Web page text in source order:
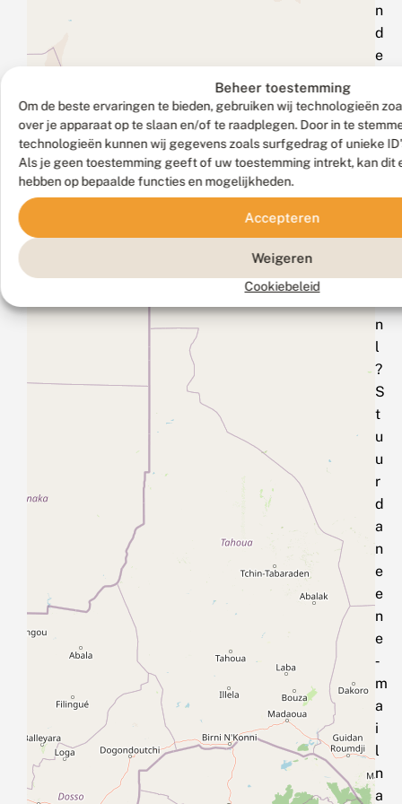
Beheer toestemming
Om de beste ervaringen te bieden, gebruiken wij technologieën
over je apparaat op te slaan en/of te raadplegen. Door in te
technologieën kunnen wij gegevens zoals surfgedrag of unieke
Als je geen toestemming geeft of uw toestemming intrekt, kan dit
hebben op bepaalde functies en mogelijkheden.
Accepteren
Weigeren
Cookiebeleid
n
d
e
s
t
i
c
i
g
n
l
?
S
t
u
u
r
d
a
n
e
e
n
e
‑
m
a
i
l
n
a